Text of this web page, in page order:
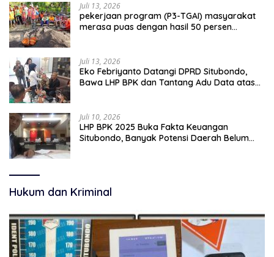
Juli 13, 2026
pekerjaan program (P3-TGAI) masyarakat
merasa puas dengan hasil 50 persen
Juli 13, 2026
Eko Febriyanto Datangi DPRD Situbondo,
Bawa LHP BPK dan Tantang Adu Data atas
Juli 10, 2026
LHP BPK 2025 Buka Fakta Keuangan
Situbondo, Banyak Potensi Daerah Belum
Hukum dan Kriminal